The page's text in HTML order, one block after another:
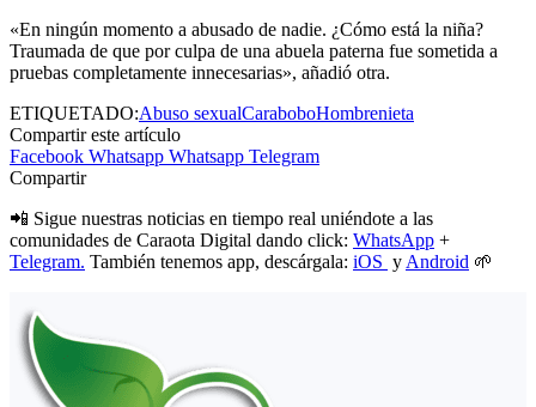
«En ningún momento a abusado de nadie. ¿Cómo está la niña?
Traumada de que por culpa de una abuela paterna fue sometida a
pruebas completamente innecesarias», añadió otra.
ETIQUETADO:Abuso sexualCaraboboHombrenieta
Compartir este artículo
Facebook Whatsapp Whatsapp Telegram
Compartir
📲 Sigue nuestras noticias en tiempo real uniéndote a las
comunidades de Caraota Digital dando click: WhatsApp +
Telegram. También tenemos app, descárgala: iOS y Android 🌱